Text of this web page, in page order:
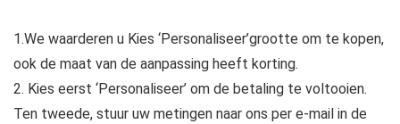
1.We waarderen u Kies ‘Personaliseer’grootte om te kopen,
ook de maat van de aanpassing heeft korting.
2. Kies eerst ‘Personaliseer’ om de betaling te voltooien.
Ten tweede, stuur uw metingen naar ons per e-mail in de